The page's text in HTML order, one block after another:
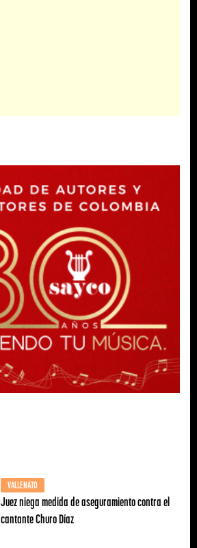
VALLENATO
Juez niega medida de aseguramiento contra el
cantante Churo Díaz